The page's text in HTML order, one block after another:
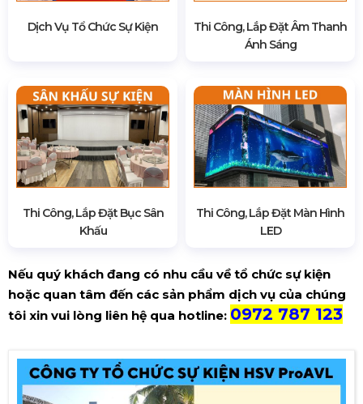
Dịch Vụ Tổ Chức Sự Kiện
Thi Công, Lắp Đặt Âm Thanh
Ánh Sáng
Thi Công, Lắp Đặt Bục Sân
Khấu
Thi Công, Lắp Đặt Màn Hình
LED
Nếu quý khách đang có nhu cầu về tổ chức sự kiện
hoặc quan tâm đến các sản phẩm dịch vụ của chúng
tôi xin vui lòng liên hệ qua hotline: 0972 787 123